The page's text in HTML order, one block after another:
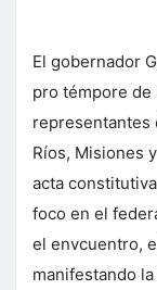
El gobernador
pro témpore de
representantes
Ríos, Misiones
acta
foco en el
el envcuentro,
manifestando